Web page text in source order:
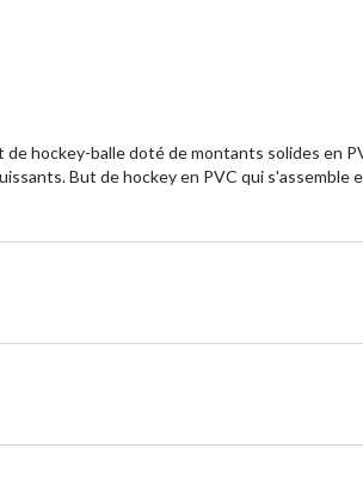
hockey-balle doté de montants solides en
But de hockey en PVC qui s'assemble